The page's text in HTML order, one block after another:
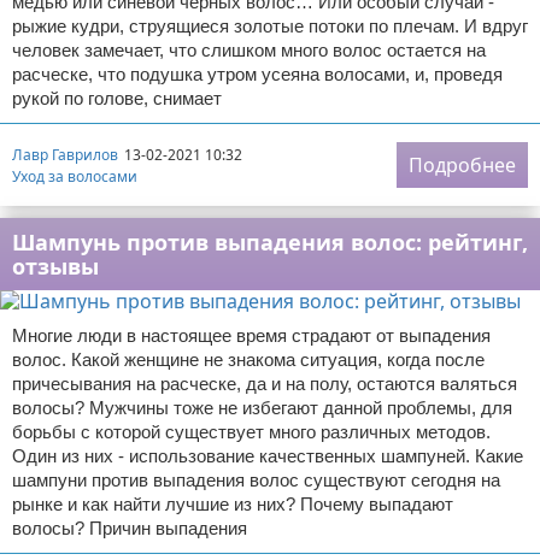
рыжие кудри, струящиеся золотые потоки по плечам. И вдруг
человек замечает, что слишком много волос остается на
расческе, что подушка утром усеяна волосами, и, проведя
рукой по голове, снимает
Лавр Гаврилов 13-02-2021 10:32
Уход за волосами
Подробнее
Шампунь против выпадения волос: рейтинг,
отзывы
Многие люди в настоящее время страдают от выпадения
волос. Какой женщине не знакома ситуация, когда после
причесывания на расческе, да и на полу, остаются валяться
волосы? Мужчины тоже не избегают данной проблемы, для
борьбы с которой существует много различных методов.
Один из них - использование качественных шампуней. Какие
шампуни против выпадения волос существуют сегодня на
рынке и как найти лучшие из них? Почему выпадают
волосы? Причин выпадения